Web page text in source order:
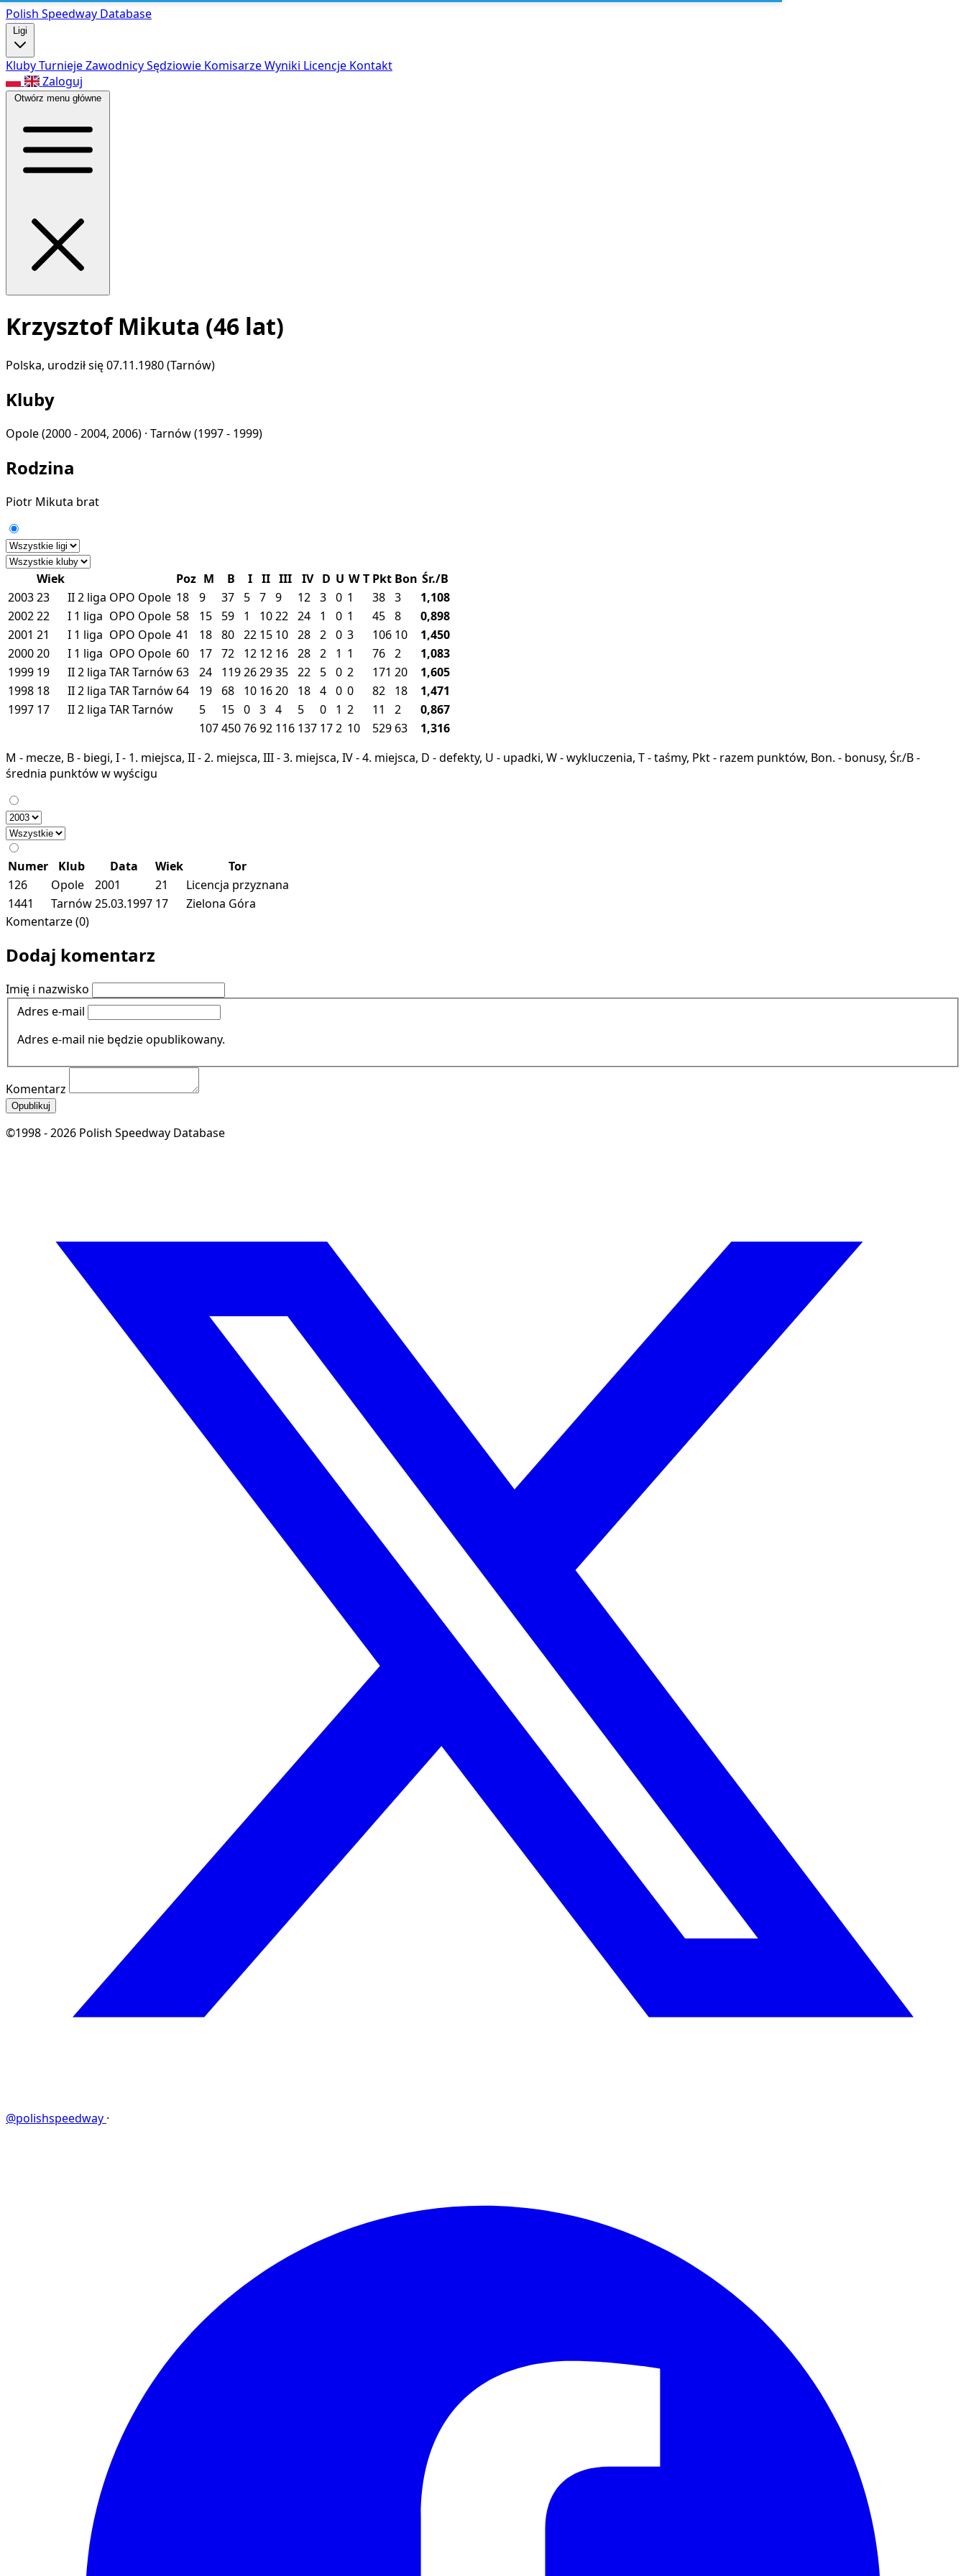
Polish Speedway Database
Ligi
KlubyTurniejeZawodnicySędziowie KomisarzeWyniki Licencje Kontakt
Zaloguj
Otwórz menu główne
Krzysztof Mikuta (46 lat)
Polska, urodził się 07.11.1980 (Tarnów)
Kluby
Opole(2000 - 2004, 2006) · Tarnów(1997 - 1999)
Rodzina
Piotr Mikuta brat
Wiek Poz M B I II III IV D U W T Pkt Bon Śr./B
200323 II2 liga OPO Opole 18 9 37 5 7 9 12 3 0 1 38 3
1,108
200222 I 1 liga OPO Opole 58 15 59 1 1022 24 1 0 1 45 8
0,898
2001 21 I 1 liga OPO Opole 41 18 80 22 15 10 28 2 0 3 106 10
1,450
200020 I 1 liga OPO Opole 60 17 72 12 12 16 28 2 1 1 76 2
1,083
1999 19 II2 liga TARTarnów 63 24 119262935 22 5 0 2 171 20
1,605
1998 18 II2 liga TARTarnów 64 19 68 10 1620 18 4 0 0 82 18
1,471
1997 17 II2 liga TARTarnów 5 15 0 3 4 5 0 1 2 11 2
0,867
1074507692 116 137 172 10 529 63
1,316
M - mecze, B - biegi, I - 1. miejsca, II - 2. miejsca, III - 3. miejsca, IV - 4. miejsca, D - defekty, U - upadki, W - wykluczenia, T - taśmy, Pkt - razem punktów, Bon. - bonusy, Śr./B -
średnia punktów w wyścigu
Numer Klub Data Wiek
Tor
126
Opole 2001 21
Licencja przyznana
1441
Tarnów25.03.1997 17
Zielona Góra
Komentarze (0)
Dodaj komentarz
Imię i nazwisko
Adres e-mail
Adres e-mail nie będzie opublikowany.
Komentarz
Opublikuj
©1998 - 2026 Polish Speedway Database
@polishspeedway ·